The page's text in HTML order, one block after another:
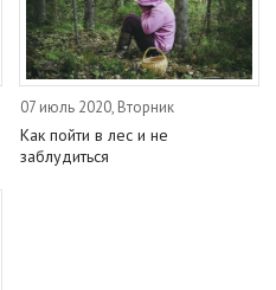
07 июль 2020, Вторник
Как пойти в лес и не
заблудиться